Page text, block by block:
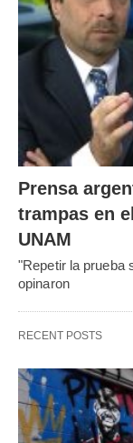
Prensa
trampas en
UNAM
"Repetir la prueba
opinaron
RECENT POSTS